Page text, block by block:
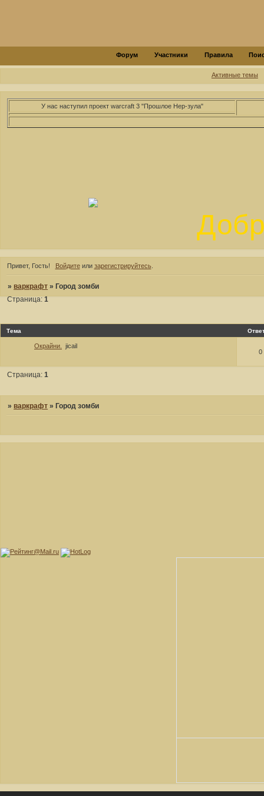
Форум Участники Правила
Активные темы
У нас наступил проект warcraft 3 "Прошлое Нер-зула"
Привет, Гость! Войдитеили зарегистрируйтесь.
» варкрафт »Город зомби
Страница:1
Тема
Окрайни.
jicail
0
Страница:1
» варкрафт »Город зомби